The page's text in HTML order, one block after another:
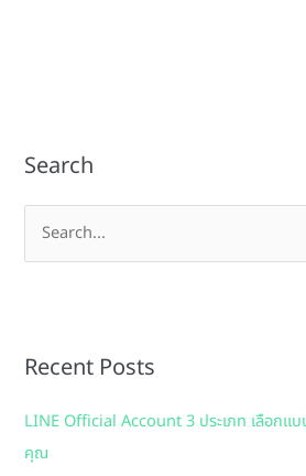
Search
e
c
f
o
Recent Posts
LINE Official Account 3 ประเภท เลือกแบ
คุณ